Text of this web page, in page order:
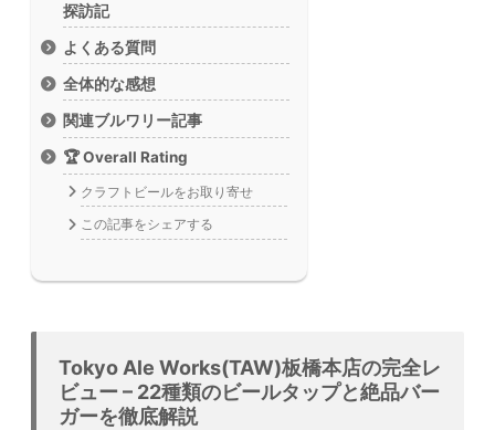
探訪記
よくある質問
全体的な感想
関連ブルワリー記事
🏆 Overall Rating
クラフトビールをお取り寄せ
この記事をシェアする
Tokyo Ale Works(TAW)板橋本店の完全レ
ビュー – 22種類のビールタップと絶品バー
ガーを徹底解説